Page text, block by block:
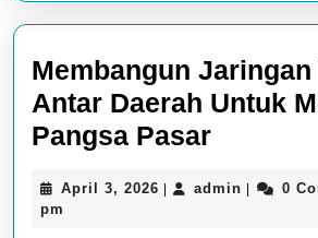
Membangun
Antar Daerah Untuk
Pangsa Pasar
Bisnis
April 3, 2026 Apriladmin admin
0
pm